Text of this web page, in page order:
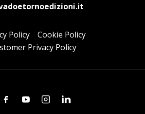
Policy
Cookie Policy
Privacy Policy
FacebookYoutubeInstagramLinkedin